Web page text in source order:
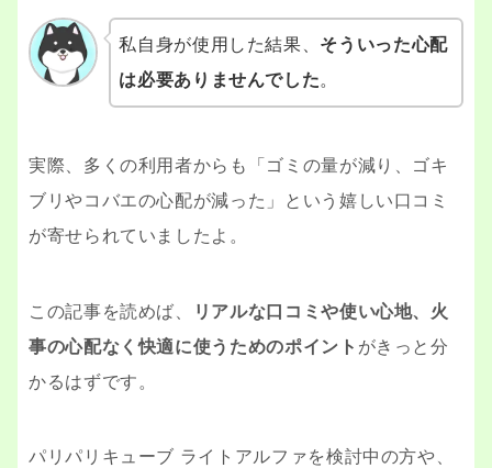
私自身が使用した結果、 そういった心配
は必要ありませんでした。
実際、多くの利用者からも「ゴミの量が減り、ゴキ
ブリやコバエの心配が減った」という嬉しい口コミ
が寄せられていましたよ。
この記事を読めば、
リアルな口コミや使い心地、火
事の心配なく快適に使うためのポイント がきっと分
かるはずです。
パリパリキューブ ライトアルファを検討中の方や、